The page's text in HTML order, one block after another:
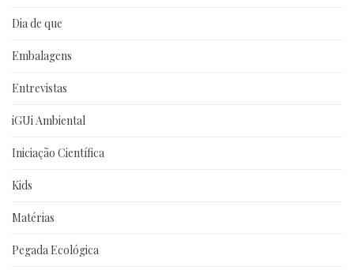
Dia de que
Embalagens
Entrevistas
iGUi Ambiental
Iniciação Científica
Kids
Matérias
Pegada Ecológica